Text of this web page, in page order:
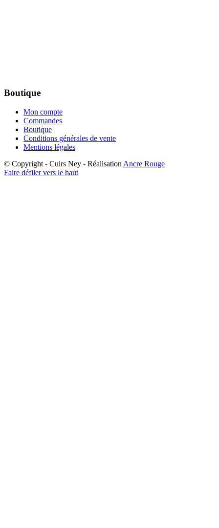
Boutique
Mon compte
Commandes
Boutique
Conditions générales de vente
Mentions légales
© Copyright - Cuirs Ney - Réalisation Ancre Rouge
Faire défiler vers le haut